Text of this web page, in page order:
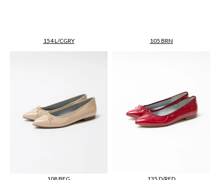
154 L/CGRY 105 BRN